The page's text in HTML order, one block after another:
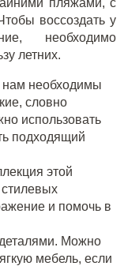
пляжами, с
воссоздать у
необходимо
летних.
необходимы
словно
использовать
подходящий
этой
и помочь в
Можно
мебель, если